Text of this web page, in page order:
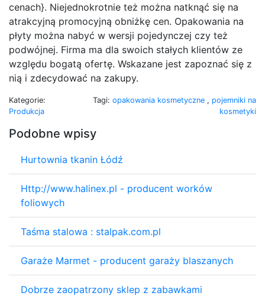
cenach}. Niejednokrotnie też można natknąć się na
atrakcyjną promocyjną obniżkę cen. Opakowania na
płyty można nabyć w wersji pojedynczej czy też
podwójnej. Firma ma dla swoich stałych klientów ze
względu bogatą ofertę. Wskazane jest zapoznać się z
nią i zdecydować na zakupy.
Kategorie:
Produkcja
Tagi: opakowania kosmetyczne , pojemniki na
kosmetyki
Podobne wpisy
Hurtownia tkanin Łódź
Http://www.halinex.pl - producent worków
foliowych
Taśma stalowa : stalpak.com.pl
Garaże Marmet - producent garaży blaszanych
Dobrze zaopatrzony sklep z zabawkami